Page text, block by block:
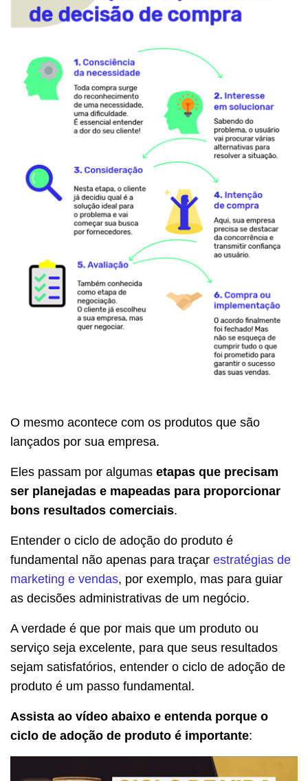
O mesmo acontece com os produtos que são
lançados por sua empresa.
Eles passam por algumas etapas que precisam
ser planejadas e mapeadas para proporcionar
bons resultados comerciais.
Entender o ciclo de adoção do produto é
fundamental não apenas para traçar estratégias de
marketing e vendas, por exemplo, mas para guiar
as decisões administrativas de um negócio.
A verdade é que por mais que um produto ou
serviço seja excelente, para que seus resultados
sejam satisfatórios, entender o ciclo de adoção de
produto é um passo fundamental.
Assista ao vídeo abaixo e entenda porque o
ciclo de adoção de produto é importante: